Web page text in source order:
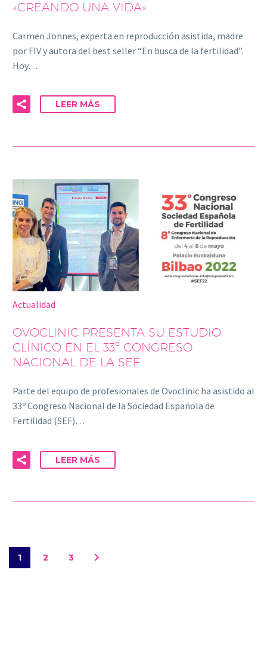
«CREANDO UNA VIDA»
Carmen Jonnes, experta en reproducción asistida, madre
por FIV y autora del best seller “En busca de la fertilidad”.
Hoy…
LEER MÁS
Actualidad
OVOCLINIC PRESENTA SU ESTUDIO
CLÍNICO EN EL 33º CONGRESO
NACIONAL DE LA SEF
Parte del equipo de profesionales de Ovoclinic ha asistido al
33º Congreso Nacional de la Sociedad Española de
Fertilidad (SEF)…
LEER MÁS
1 2 3